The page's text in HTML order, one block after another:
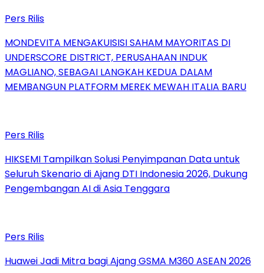
Pers Rilis
MONDEVITA MENGAKUISISI SAHAM MAYORITAS DI
UNDERSCORE DISTRICT, PERUSAHAAN INDUK
MAGLIANO, SEBAGAI LANGKAH KEDUA DALAM
MEMBANGUN PLATFORM MEREK MEWAH ITALIA BARU
Pers Rilis
HIKSEMI Tampilkan Solusi Penyimpanan Data untuk
Seluruh Skenario di Ajang DTI Indonesia 2026, Dukung
Pengembangan AI di Asia Tenggara
Pers Rilis
Huawei Jadi Mitra bagi Ajang GSMA M360 ASEAN 2026